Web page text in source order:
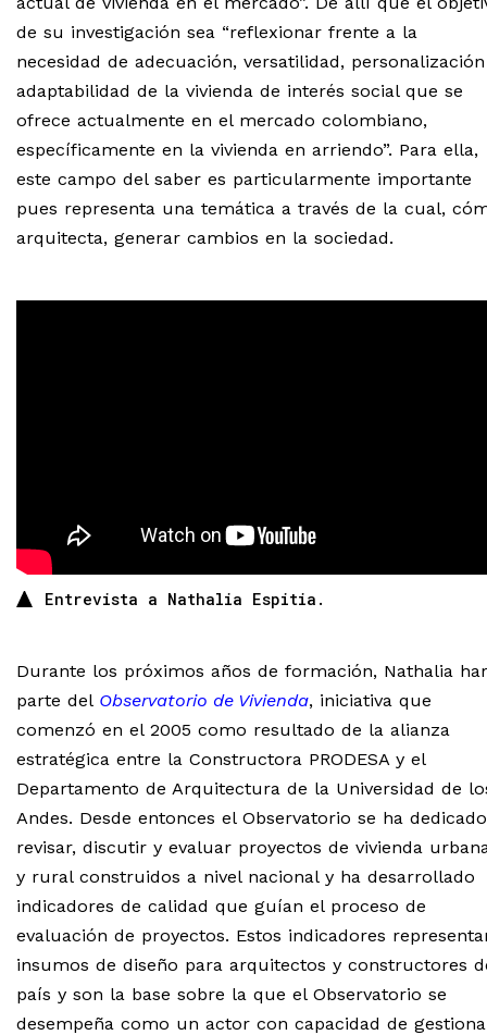
de su investigación sea “reflexionar frente a la
necesidad de adecuación, versatilidad,
adaptabilidad de la vivienda de interés social que se
ofrece actualmente en el mercado colombiano,
específicamente en la vivienda en arriendo”. Para ella,
este campo del saber es particularmente importante
pues representa una temática a través de la cual,
arquitecta, generar cambios en la sociedad.
Entrevista a Nathalia Espitia.
Durante los próximos años de formación, Nathalia
parte del Observatorio de Vivienda, iniciativa que
comenzó en el 2005 como resultado de la alianza
estratégica entre la Constructora PRODESA y el
Departamento de Arquitectura de la Universidad de
Andes. Desde entonces el Observatorio se ha
revisar, discutir y evaluar proyectos de vivienda
y rural construidos a nivel nacional y ha desarrollado
indicadores de calidad que guían el proceso de
evaluación de proyectos. Estos indicadores
insumos de diseño para arquitectos y constructores
país y son la base sobre la que el Observatorio se
desempeña como un actor con capacidad de